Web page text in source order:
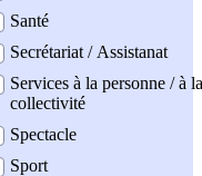
Santé
Secrétariat / Assistanat
Services à la personne / à la
collectivité
Spectacle
Sport